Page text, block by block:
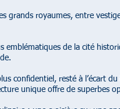
grands royaumes, entre
emblématiques de la cité
confidentiel, resté à l’écart
unique offre de superbes